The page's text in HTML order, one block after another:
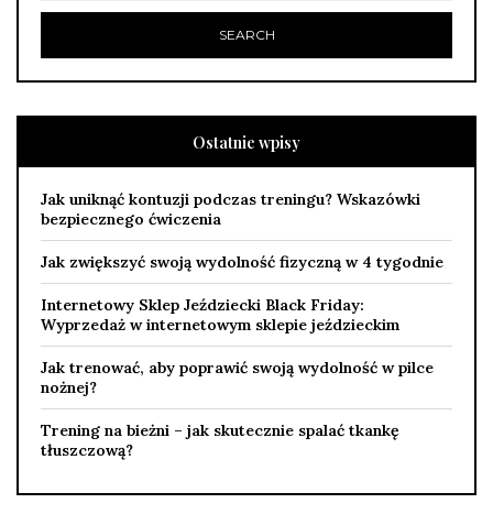
Ostatnie wpisy
Jak uniknąć kontuzji podczas treningu? Wskazówki
bezpiecznego ćwiczenia
Jak zwiększyć swoją wydolność fizyczną w 4 tygodnie
Internetowy Sklep Jeździecki Black Friday:
Wyprzedaż w internetowym sklepie jeździeckim
Jak trenować, aby poprawić swoją wydolność w pilce
nożnej?
Trening na bieżni – jak skutecznie spalać tkankę
tłuszczową?